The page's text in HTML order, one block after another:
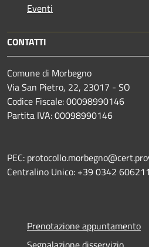
Eventi
CONTATTI
Comune di Morbegno
Via San Pietro, 22, 23017 - SO
Codice Fiscale: 00098990146
Partita IVA: 00098990146
PEC:
Centralino Unico: +39 0342 606211
Prenotazione appuntamento